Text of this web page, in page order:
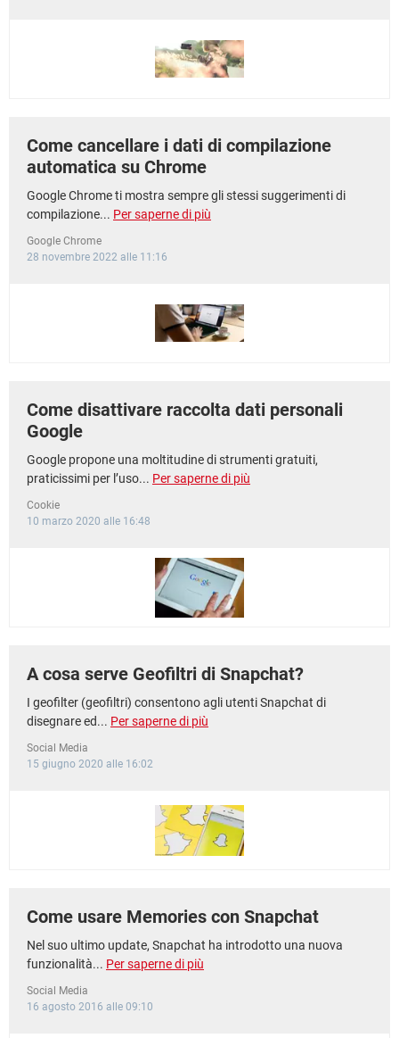
Come cancellare i dati di compilazione
automatica su Chrome
Google Chrome ti mostra sempre gli stessi suggerimenti di
compilazione... Per saperne di più
Google Chrome
28 novembre 2022 alle 11:16
Come disattivare raccolta dati personali
Google
Google propone una moltitudine di strumenti gratuiti,
praticissimi per l’uso... Per saperne di più
Cookie
10 marzo 2020 alle 16:48
A cosa serve Geofiltri di Snapchat?
I geofilter (geofiltri) consentono agli utenti Snapchat di
disegnare ed... Per saperne di più
Social Media
15 giugno 2020 alle 16:02
Come usare Memories con Snapchat
Nel suo ultimo update, Snapchat ha introdotto una nuova
funzionalità... Per saperne di più
Social Media
16 agosto 2016 alle 09:10